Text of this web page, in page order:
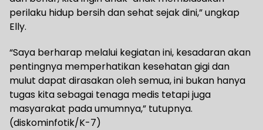
perilaku hidup bersih dan sehat sejak dini,” ungkap
Elly.
“Saya berharap melalui kegiatan ini, kesadaran akan
pentingnya memperhatikan kesehatan gigi dan
mulut dapat dirasakan oleh semua, ini bukan hanya
tugas kita sebagai tenaga medis tetapi juga
masyarakat pada umumnya,” tutupnya.
(diskominfotik/K-7)